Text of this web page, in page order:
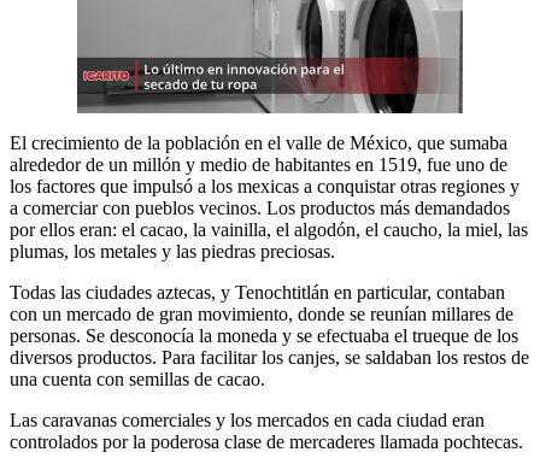
El crecimiento de la población en el valle de México, que sumaba
alrededor de un millón y medio de habitantes en 1519, fue uno de
los factores que impulsó a los mexicas a conquistar otras regiones y
a comerciar con pueblos vecinos. Los productos más demandados
por ellos eran: el cacao, la vainilla, el algodón, el caucho, la miel, las
plumas, los metales y las piedras preciosas.
Todas las ciudades aztecas, y Tenochtitlán en particular, contaban
con un mercado de gran movimiento, donde se reunían millares de
personas. Se desconocía la moneda y se efectuaba el trueque de los
diversos productos. Para facilitar los canjes, se saldaban los restos de
una cuenta con semillas de cacao.
Las caravanas comerciales y los mercados en cada ciudad eran
controlados por la poderosa clase de mercaderes llamada pochtecas.